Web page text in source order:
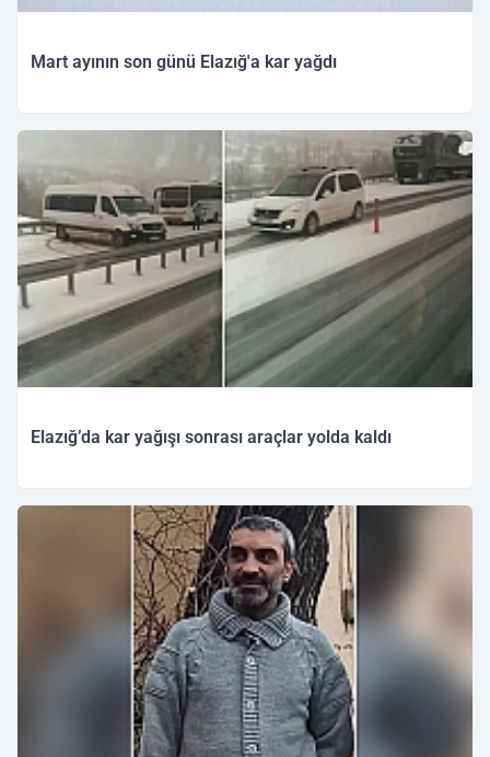
Mart ayının son günü Elazığ'a kar yağdı
Elazığ’da kar yağışı sonrası araçlar yolda kaldı